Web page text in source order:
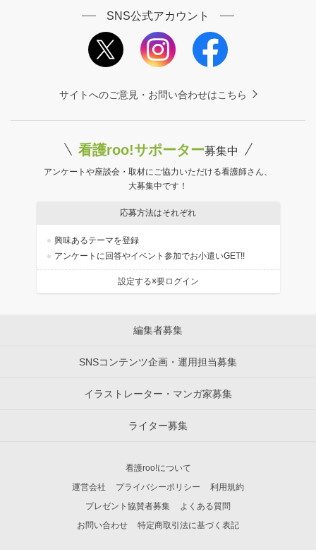
SNS公式アカウント
サイトへのご意見・お問い合わせはこちら
看護roo!サポーター募集中
アンケートや座談会・取材にご協力いただける看護師さん、
大募集中です！
応募方法はそれぞれ
興味あるテーマを登録
アンケートに回答やイベント参加でお小遣いGET!!
設定する※要ログイン
編集者募集
SNSコンテンツ企画・運用担当募集
イラストレーター・マンガ家募集
ライター募集
看護roo!について
運営会社
プライバシーポリシー
利用規約
プレゼント協賛者募集
よくある質問
お問い合わせ
特定商取引法に基づく表記